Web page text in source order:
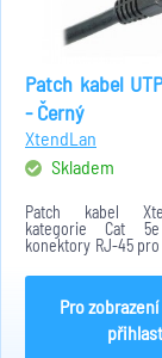
Patch kabel
- Černý
XtendLan
Skladem
Patch kabel
kategorie Cat
konektory RJ-45
bez stínění.
metry. Barevné
Kabel vhodný
síťových zařízení v...
Pro